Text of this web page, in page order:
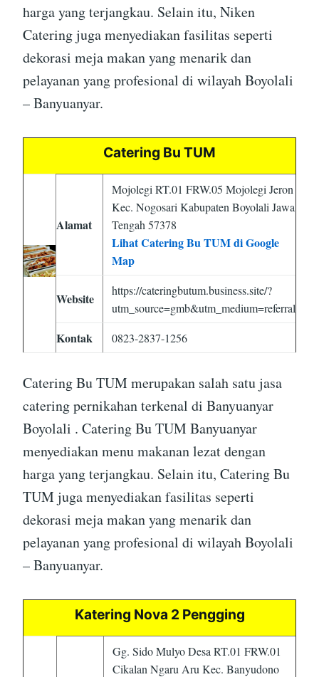
harga yang terjangkau. Selain itu, Niken
Catering juga menyediakan fasilitas seperti
dekorasi meja makan yang menarik dan
pelayanan yang profesional di wilayah Boyolali
– Banyuanyar.
Catering Bu TUM
Alamat
Mojolegi RT.01 FRW.05 Mojolegi Jeron
Kec. Nogosari Kabupaten Boyolali Jawa
Tengah 57378
Lihat Catering Bu TUM di Google
Map
Website
https://cateringbutum.business.site/?
utm_source=gmb&utm_medium=referral
Kontak 0823-2837-1256
Catering Bu TUM merupakan salah satu jasa
catering pernikahan terkenal di Banyuanyar
Boyolali . Catering Bu TUM Banyuanyar
menyediakan menu makanan lezat dengan
harga yang terjangkau. Selain itu, Catering Bu
TUM juga menyediakan fasilitas seperti
dekorasi meja makan yang menarik dan
pelayanan yang profesional di wilayah Boyolali
– Banyuanyar.
Katering Nova 2 Pengging
Gg. Sido Mulyo Desa RT.01 FRW.01
Cikalan Ngaru Aru Kec. Banyudono